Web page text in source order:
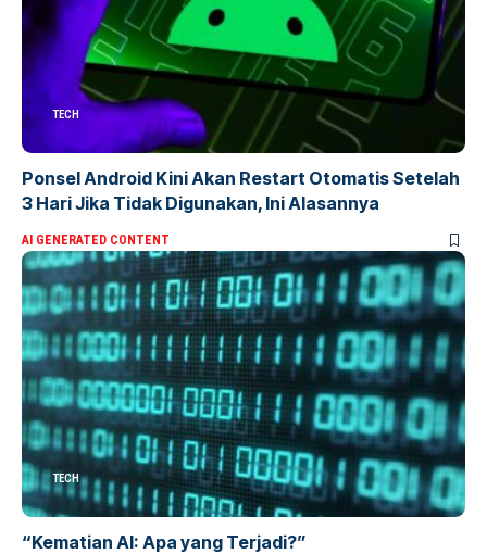
TECH
Ponsel Android Kini Akan Restart Otomatis Setelah
3 Hari Jika Tidak Digunakan, Ini Alasannya
AI GENERATED CONTENT
TECH
“Kematian AI: Apa yang Terjadi?”